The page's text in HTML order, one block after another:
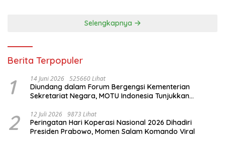
Selengkapnya
Berita Terpopuler
1 14 Juni 2026 525660 Lihat
Diundang dalam Forum Bergengsi Kementerian
Sekretariat Negara, MOTU Indonesia Tunjukkan
2 12 Juli 2026 9873 Lihat
Peringatan Hari Koperasi Nasional 2026 Dihadiri
Presiden Prabowo, Momen Salam Komando Viral